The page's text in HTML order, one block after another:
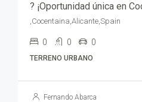
,Cocentaina,Alicante,Spain
0 0 0
TERRENO URBANO
Fernando Abarca